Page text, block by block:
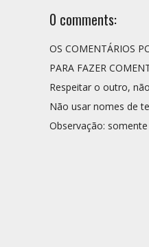
0 comments:
OS COMENTÁRIOS
PARA FAZER
Respeitar o outro,
Não usar nomes de
Observação: